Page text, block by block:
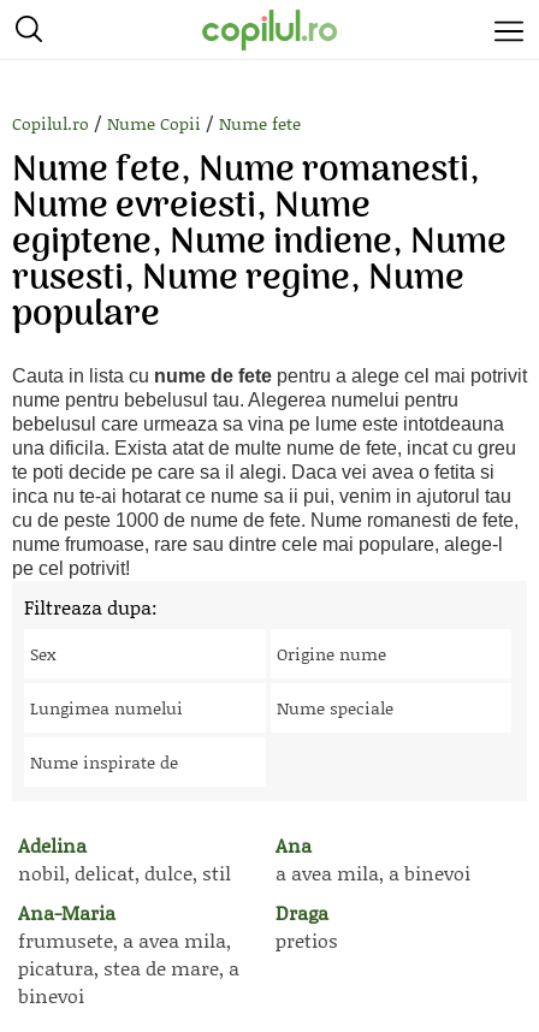
Copilul.ro / Nume Copii / Nume fete
Nume fete, Nume romanesti,
Nume evreiesti, Nume
egiptene, Nume indiene, Nume
rusesti, Nume regine, Nume
populare
Cauta in lista cu nume de fete pentru a alege cel mai potrivit
nume pentru bebelusul tau. Alegerea numelui pentru
bebelusul care urmeaza sa vina pe lume este intotdeauna
una dificila. Exista atat de multe nume de fete, incat cu greu
te poti decide pe care sa il alegi. Daca vei avea o fetita si
inca nu te-ai hotarat ce nume sa ii pui, venim in ajutorul tau
cu de peste 1000 de nume de fete. Nume romanesti de fete,
nume frumoase, rare sau dintre cele mai populare, alege-l
pe cel potrivit!
Filtreaza dupa:
Sex Origine nume
Lungimea numelui Nume speciale
Nume inspirate de
Adelina
nobil, delicat, dulce, stil
Ana
a avea mila, a binevoi
Ana-Maria
frumusete, a avea mila,
picatura, stea de mare, a
binevoi
Draga
pretios